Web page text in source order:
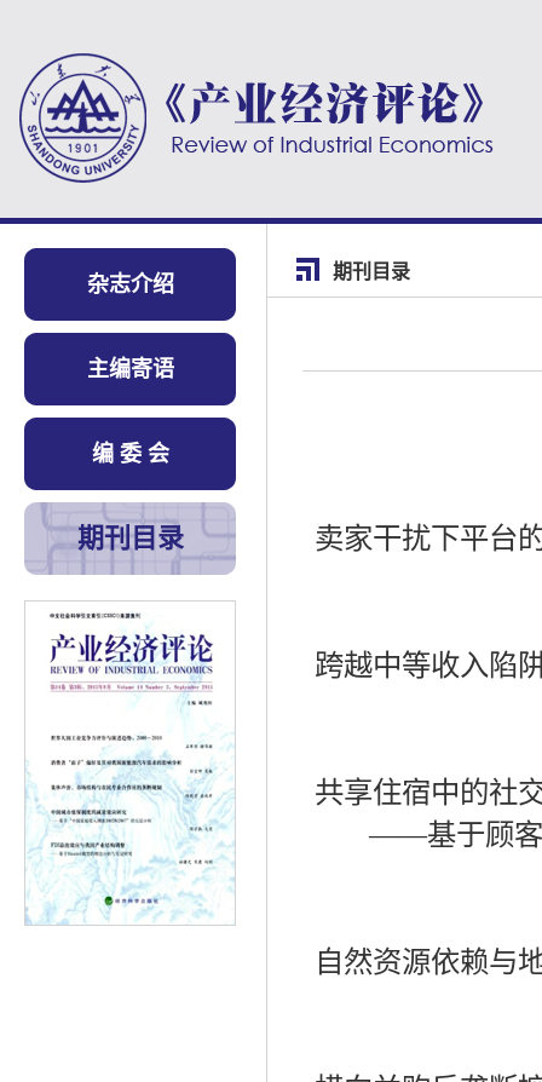
杂志介绍
主编寄语
编 委 会
期刊目录
期刊目录
卖家干扰下平台
跨越中等收入陷
共享住宿中的社
——基于顾
自然资源依赖与